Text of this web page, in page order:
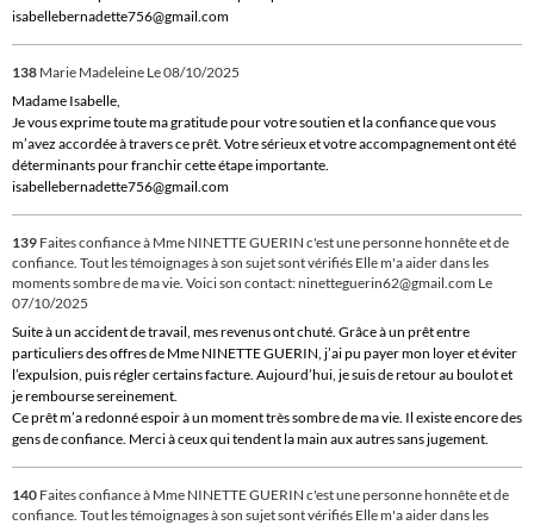
isabellebernadette756@gmail.com
138 Marie Madeleine Le 08/10/2025
Madame Isabelle,
Je vous exprime toute ma gratitude pour votre soutien et la confiance que vous
m’avez accordée à travers ce prêt. Votre sérieux et votre accompagnement ont été
déterminants pour franchir cette étape importante.
isabellebernadette756@gmail.com
139 Faites confiance à Mme NINETTE GUERIN c'est une personne honnête et de
confiance. Tout les témoignages à son sujet sont vérifiés Elle m'a aider dans les
moments sombre de ma vie. Voici son contact: ninetteguerin62@gmail.com Le
07/10/2025
Suite à un accident de travail, mes revenus ont chuté. Grâce à un prêt entre
particuliers des offres de Mme NINETTE GUERIN, j’ai pu payer mon loyer et éviter
l’expulsion, puis régler certains facture. Aujourd’hui, je suis de retour au boulot et
je rembourse sereinement.
Ce prêt m’a redonné espoir à un moment très sombre de ma vie. Il existe encore des
gens de confiance. Merci à ceux qui tendent la main aux autres sans jugement.
140 Faites confiance à Mme NINETTE GUERIN c'est une personne honnête et de
confiance. Tout les témoignages à son sujet sont vérifiés Elle m'a aider dans les